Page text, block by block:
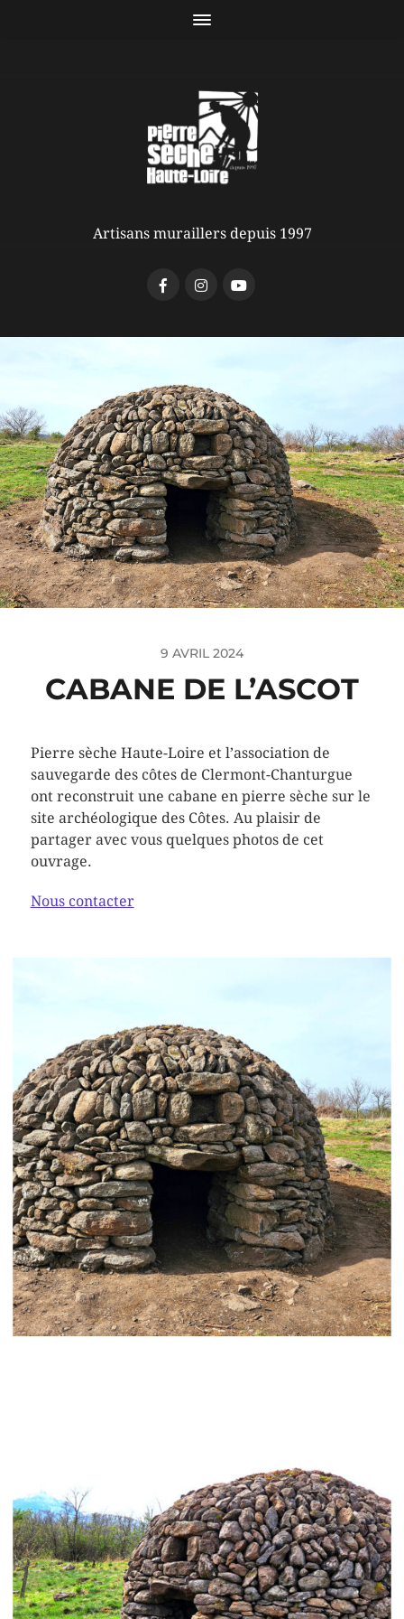
Artisans muraillers depuis 1997
9 AVRIL 2024
CABANE DE L’ASCOT
Pierre sèche Haute-Loire et l’association de
sauvegarde des côtes de Clermont-Chanturgue
ont reconstruit une cabane en pierre sèche sur le
site archéologique des Côtes. Au plaisir de
partager avec vous quelques photos de cet
ouvrage.
Nous contacter